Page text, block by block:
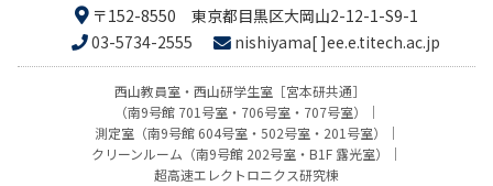
〒152-8550 東京都目黒区大岡山2-12-1-S9-1
03-5734-2555
nishiyama ee.e
西山教員室・西山研学生室［宮本研共通］
（南9号館 701号室・706号室・707号室）
｜
測定室（南9号館 604号室・502号室・201号室）
｜
クリーンルーム（南9号館 202号室・B1F 露光室）
｜
超高速エレクトロニクス研究棟